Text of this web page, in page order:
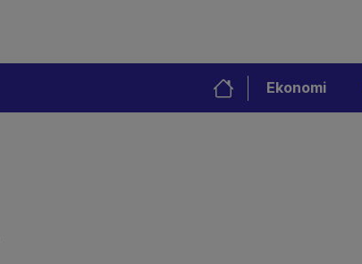
Ekonomi